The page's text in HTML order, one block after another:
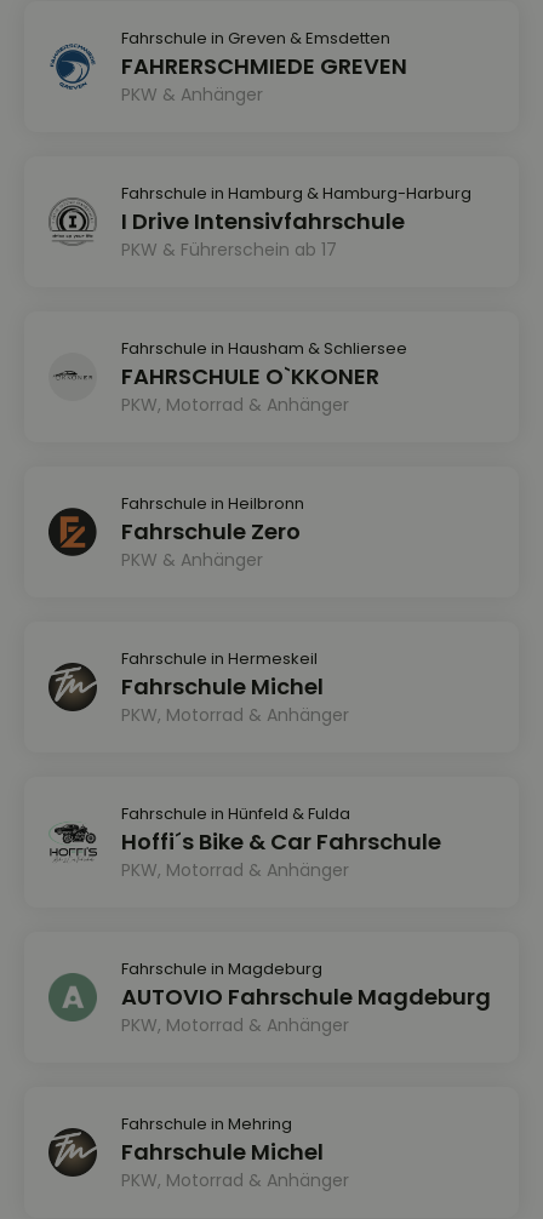
Fahrschule in Greven & Emsdetten
FAHRERSCHMIEDE GREVEN
PKW & Anhänger
Fahrschule in Hamburg & Hamburg-Harburg
I Drive Intensivfahrschule
PKW & Führerschein ab 17
Fahrschule in Hausham & Schliersee
FAHRSCHULE O`KKONER
PKW, Motorrad & Anhänger
Fahrschule in Heilbronn
Fahrschule Zero
PKW & Anhänger
Fahrschule in Hermeskeil
Fahrschule Michel
PKW, Motorrad & Anhänger
Fahrschule in Hünfeld & Fulda
Hoffi´s Bike & Car Fahrschule
PKW, Motorrad & Anhänger
Fahrschule in Magdeburg
AUTOVIO Fahrschule Magdeburg
PKW, Motorrad & Anhänger
Fahrschule in Mehring
Fahrschule Michel
PKW, Motorrad & Anhänger